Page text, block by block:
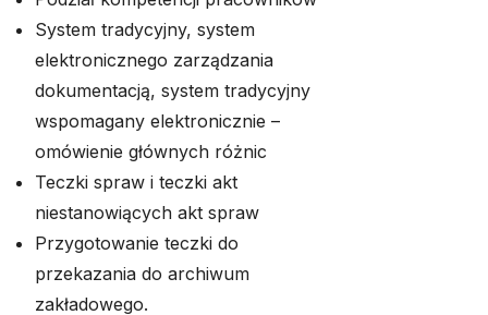
System tradycyjny, system
elektronicznego zarządzania
dokumentacją, system tradycyjny
wspomagany elektronicznie –
omówienie głównych różnic
Teczki spraw i teczki akt
niestanowiących akt spraw
Przygotowanie teczki do
przekazania do archiwum
zakładowego.